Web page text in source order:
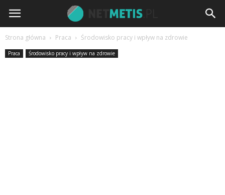
Strona główna Praca Środowisko pracy i wpływ na zdrowie
Praca Środowisko pracy i wpływ na zdrowie